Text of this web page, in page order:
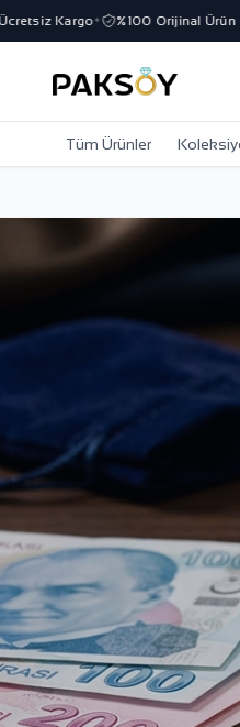
Kargo✦ %100 Orijinal Ürün
Tüm Ürünler